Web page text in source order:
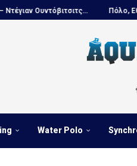
Πόλο, Εθνική
Water Polo